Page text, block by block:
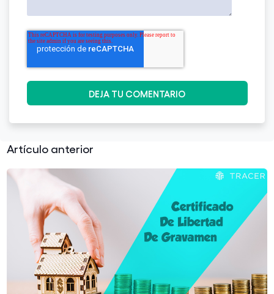
Artículo anterior